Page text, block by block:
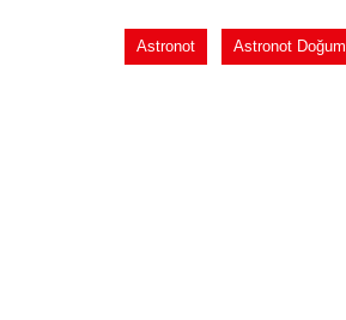
Astronot Astronot Doğum